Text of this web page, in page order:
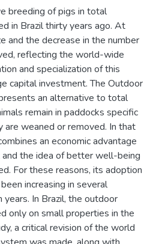
breeding of pigs in total
in Brazil thirty years ago. At
and the decrease in the number
reflecting the world-wide
and specialization of this
capital investment. The Outdoor
an alternative to total
remain in paddocks specific
are weaned or removed. In that
an economic advantage
the idea of better well-being
For these reasons, its adoption
increasing in several
In Brazil, the outdoor
only on small properties in the
a critical revision of the world